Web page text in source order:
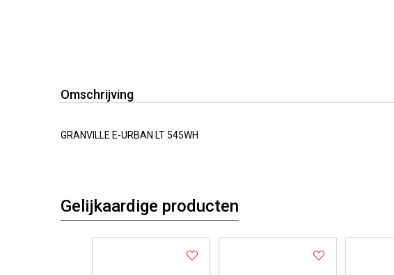
Omschrijving
GRANVILLE E-URBAN LT 545WH
Gelijkaardige producten